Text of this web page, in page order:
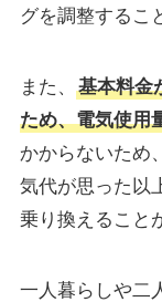
グを調整するこ
また、
基本料金
ため、電気使用
かからないため
気代が思った以
乗り換えること
一人暮らしや二